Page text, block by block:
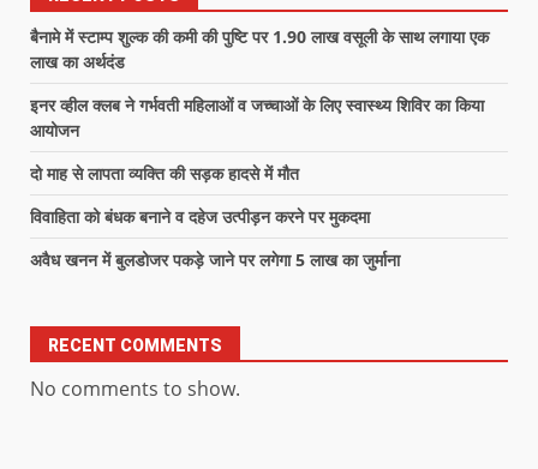
बैनामे में स्टाम्प शुल्क की कमी की पुष्टि पर 1.90 लाख वसूली के साथ लगाया एक
लाख का अर्थदंड
इनर व्हील क्लब ने गर्भवती महिलाओं व जच्चाओं के लिए स्वास्थ्य शिविर का किया
आयोजन
दो माह से लापता व्यक्ति की सड़क हादसे में मौत
विवाहिता को बंधक बनाने व दहेज उत्पीड़न करने पर मुकदमा
अवैध खनन में बुलडोजर पकड़े जाने पर लगेगा 5 लाख का जुर्माना
RECENT COMMENTS
No comments to show.